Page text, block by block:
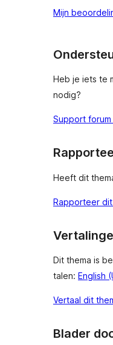
Mijn
Heb je iets te
nodig?
Support
Heeft dit
Rapporteer
Dit thema is
talen: English
Vertaal dit
Blader